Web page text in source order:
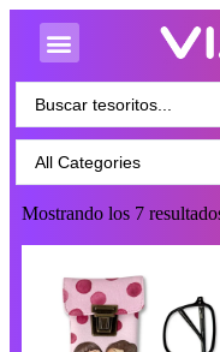
Mostrando los 7